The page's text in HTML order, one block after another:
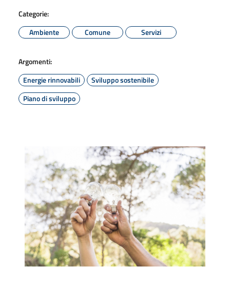
Categorie:
Ambiente
Comune Servizi
Argomenti:
Energie rinnovabili
Sviluppo sostenibile
Piano di sviluppo